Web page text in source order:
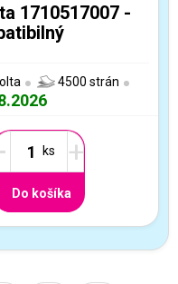
1710517007 -
4500 strán
+
Do košíka